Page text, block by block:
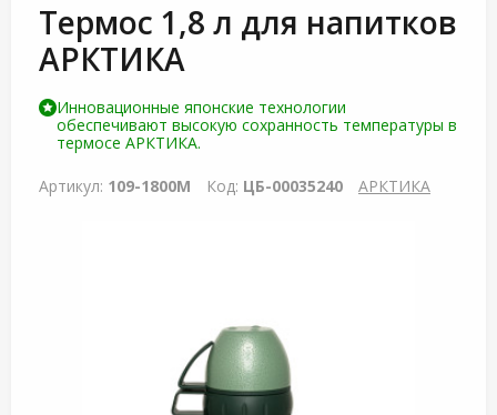
Термос 1,8 л для напитков
АРКТИКА
Инновационные японские технологии
обеспечивают высокую сохранность температуры в
термосе АРКТИКА.
Артикул: 109-1800М Код: ЦБ-00035240 АРКТИКА